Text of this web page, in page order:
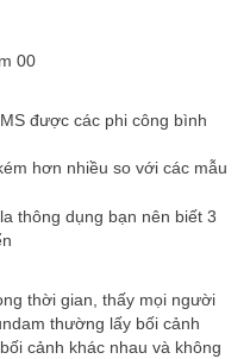
00
được các phi công bình
hơn nhiều so với các mẫu
thời gian, thấy mọi người
thường lấy bối cảnh
cảnh khác nhau và không